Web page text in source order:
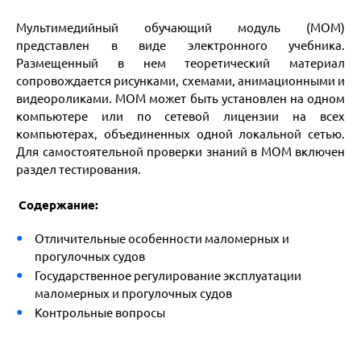
Мультимедийный обучающий модуль (МОМ)
представлен в виде электронного учебника.
Размещенный в нем теоретический материал
сопровождается рисунками, схемами, анимационными и
видеороликами. МОМ может быть установлен на одном
компьютере или по сетевой лицензии на всех
компьютерах, объединенных одной локальной сетью.
Для самостоятельной проверки знаний в МОМ включен
раздел тестирования.
Содержание:
Отличительные особенности маломерных и
прогулочных судов
Государственное регулирование эксплуатации
маломерных и прогулочных судов
Контрольные вопросы